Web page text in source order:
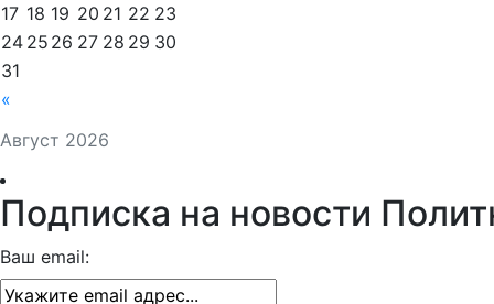
Август 2026
«
17 18 19 20 21 22 23
24 25 26 27 28 29 30
31
Подписка на новости
Ваш email: